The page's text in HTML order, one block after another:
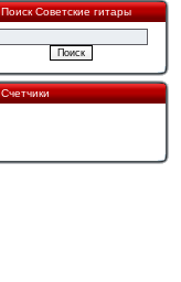
Поиск Советские гитары
Счетчики